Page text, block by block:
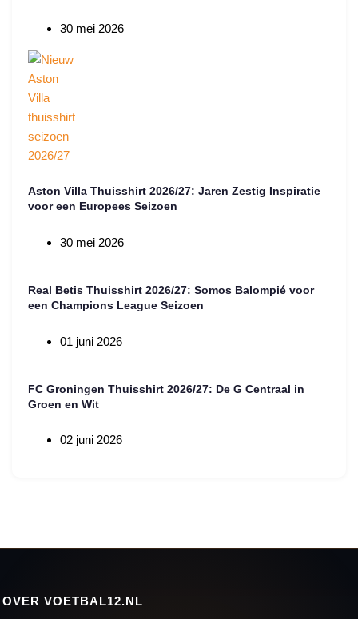
30 mei 2026
Aston Villa Thuisshirt 2026/27: Jaren Zestig Inspiratie
voor een Europees Seizoen
30 mei 2026
Real Betis Thuisshirt 2026/27: Somos Balompié voor
een Champions League Seizoen
01 juni 2026
FC Groningen Thuisshirt 2026/27: De G Centraal in
Groen en Wit
02 juni 2026
OVER VOETBAL12.NL